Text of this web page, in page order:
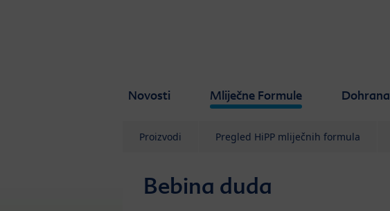
Novosti Mliječne Formule Dohrana
Proizvodi Pregled HiPP mliječnih formula
Bebina duda